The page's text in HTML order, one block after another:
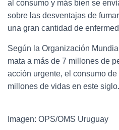
al consumo y más bien se
sobre las desventajas de
una gran cantidad de
Según la Organización
mata a más de 7 millones de
acción urgente, el consumo de
millones de vidas en este siglo.
Imagen: OPS/OMS Uruguay